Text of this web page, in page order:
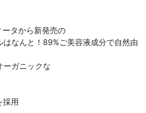
タから新発売の
はなんと！89%ご美容液成分で自然由
ーガニックな
採用